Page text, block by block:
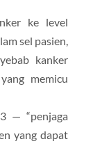
ke level
sel pasien,
kanker
memicu
— “penjaga
yang dapat